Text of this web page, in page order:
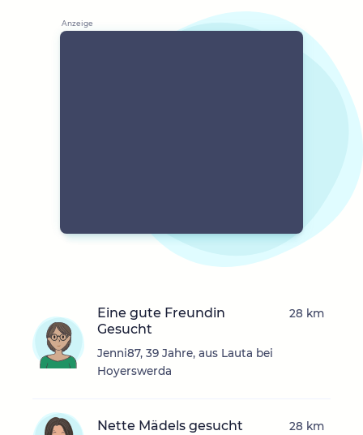
Eine gute Freundin
Gesucht
Jenni87, 39 Jahre, aus Lauta bei
Hoyerswerda
28 km
Nette Mädels gesucht 28 km